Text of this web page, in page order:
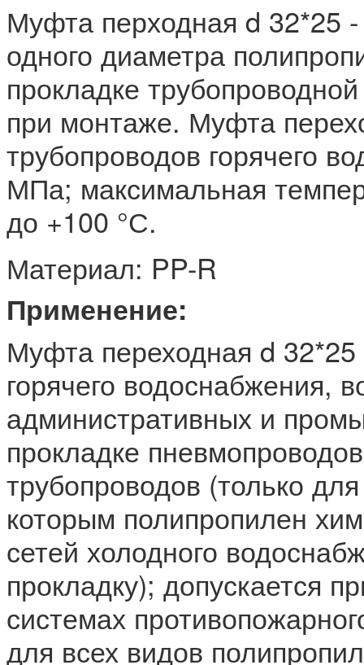
Муфта перходная d 32*25
одного диаметра
прокладке
при монтаже. Муфта
трубопроводов горячего
МПа; максимальная
до +100 °С.
Материал: PP-R
Применение:
Муфта переходная d 32*25
горячего водоснабжения,
административных и
прокладке
трубопроводов (только
которым полипропилен
сетей холодного
прокладку); допускается
системах
для всех видов